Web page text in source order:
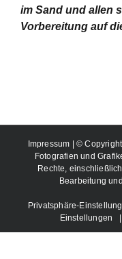
im Sand und allen
Vorbereitung auf
Impressum
| ©
Fotografien und
Rechte,
Bearbeitung
Privatsphäre-
Einstellungen